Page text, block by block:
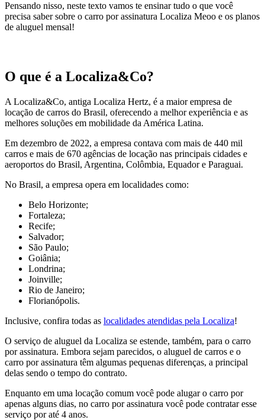
Pensando nisso, neste texto vamos te ensinar tudo o que você
precisa saber sobre o carro por assinatura Localiza Meoo e os planos
de aluguel mensal!
O que é a Localiza&Co?
A Localiza&Co, antiga Localiza Hertz, é a maior empresa de
locação de carros do Brasil, oferecendo a melhor experiência e as
melhores soluções em mobilidade da América Latina.
Em dezembro de 2022, a empresa contava com mais de 440 mil
carros e mais de 670 agências de locação nas principais cidades e
aeroportos do Brasil, Argentina, Colômbia, Equador e Paraguai.
No Brasil, a empresa opera em localidades como:
Belo Horizonte;
Fortaleza;
Recife;
Salvador;
São Paulo;
Goiânia;
Londrina;
Joinville;
Rio de Janeiro;
Florianópolis.
Inclusive, confira todas as localidades atendidas pela Localiza!
O serviço de aluguel da Localiza se estende, também, para o carro
por assinatura. Embora sejam parecidos, o aluguel de carros e o
carro por assinatura têm algumas pequenas diferenças, a principal
delas sendo o tempo do contrato.
Enquanto em uma locação comum você pode alugar o carro por
apenas alguns dias, no carro por assinatura você pode contratar esse
serviço por até 4 anos.